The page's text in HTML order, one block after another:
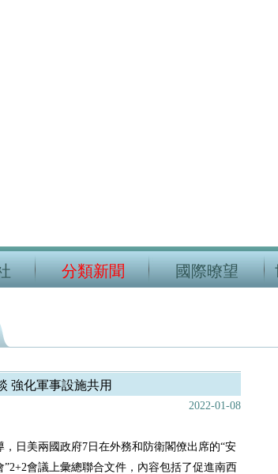
分類新聞 國際暸望
強化軍事設施共用
2022-01-08
，日美兩國政府7日在外務和防衛閣僚出席的“安
會議上彙總聯合文件，內容包括了促進南西